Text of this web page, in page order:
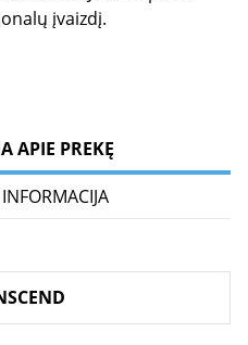
įvaizdį.
APIE PREKĘ